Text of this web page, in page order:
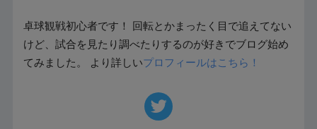
卓球観戦初心者です！ 回転とかまったく目で追えてない
けど、試合を見たり調べたりするのが好きでブログ始め
てみました。 より詳しいプロフィールはこちら！